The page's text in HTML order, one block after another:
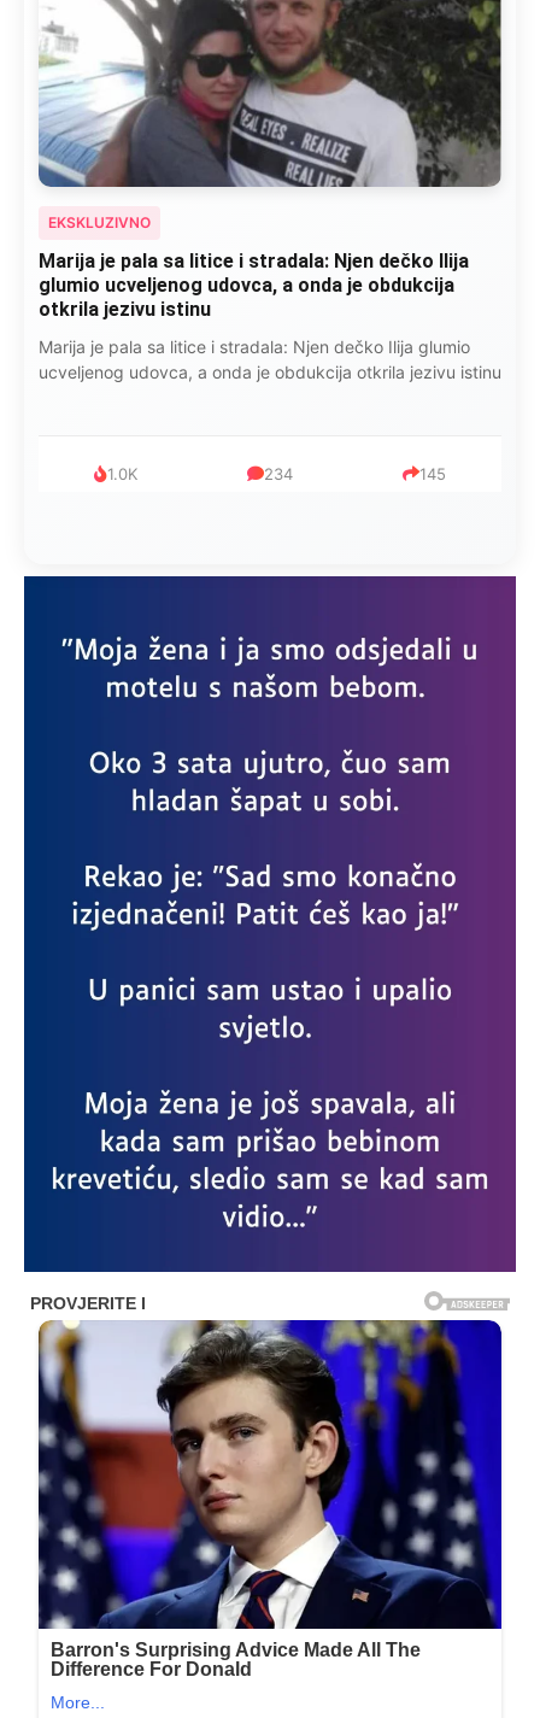
EKSKLUZIVNO
Marija je pala sa litice i stradala: Njen dečko Ilija
glumio ucveljenog udovca, a onda je obdukcija
otkrila jezivu istinu
Marija je pala sa litice i stradala: Njen dečko Ilija glumio
ucveljenog udovca, a onda je obdukcija otkrila jezivu istinu
1.0K 234 145